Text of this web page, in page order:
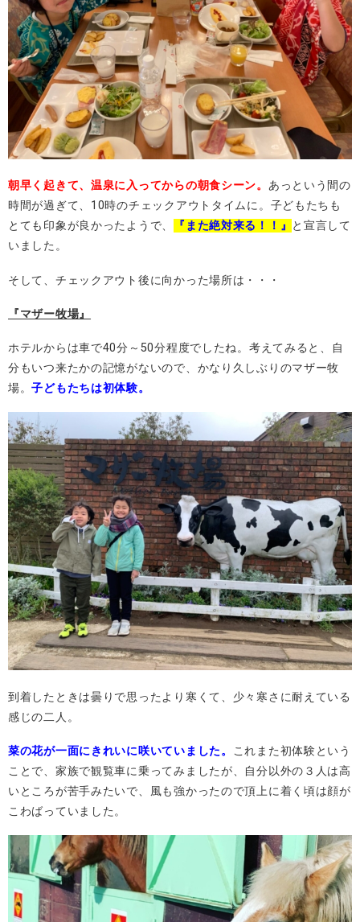
朝早く起きて、温泉に入ってからの朝食シーン。 あっという間の
時間が過ぎて、10時のチェックアウトタイムに。子どもたちも
とても印象が良かったようで、
『また絶対来る！！』 と宣言して
いました。
そして、チェックアウト後に向かった場所は・・・
『マザー牧場』
ホテルからは車で40分～50分程度でしたね。考えてみると、自
分もいつ来たかの記憶がないので、かなり久しぶりのマザー牧
場。子どもたちは初体験。
到着したときは曇りで思ったより寒くて、少々寒さに耐えている
感じの二人。
菜の花が一面にきれいに咲いていました。 これまた初体験という
ことで、家族で観覧車に乗ってみましたが、自分以外の３人は高
いところが苦手みたいで、風も強かったので頂上に着く頃は顔が
こわばっていました。